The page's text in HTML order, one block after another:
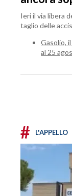
Ieri il via libera
taglio delle
Gasolio,
al 25
# L'APPELLO